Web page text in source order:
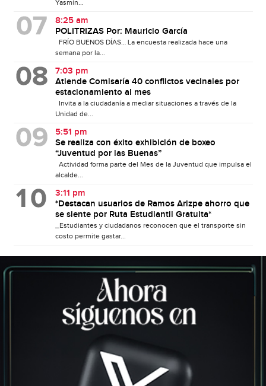
Yasmín...
8:25 am
POLITRIZAS Por: Mauricio García
FRÍO BUENOS DÍAS… La encuesta realizada hace una
semana por la...
7:03 pm
Atiende Comisaría 40 conflictos vecinales por
estacionamiento al mes
Invita a la ciudadanía a mediar situaciones a través de la
Unidad de...
5:51 pm
Se realiza con éxito exhibición de boxeo
“Juventud por las Buenas”
Actividad forma parte del Mes de la Juventud que impulsa el
alcalde...
3:11 pm
*Destacan usuarios de Ramos Arizpe ahorro que
se siente por Ruta Estudiantil Gratuita*
_Estudiantes y ciudadanos reconocen que el transporte sin
costo permite gastar...